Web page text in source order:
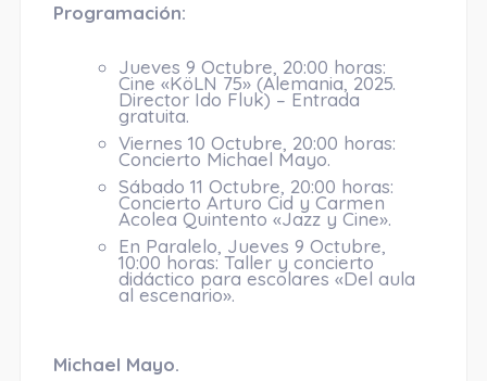
Programación:
Jueves 9 Octubre, 20:00 horas:
Cine «KöLN 75» (Alemania, 2025.
Director Ido Fluk) – Entrada
gratuita.
Viernes 10 Octubre, 20:00 horas:
Concierto Michael Mayo.
Sábado 11 Octubre, 20:00 horas:
Concierto Arturo Cid y Carmen
Acolea Quintento «Jazz y Cine».
En Paralelo, Jueves 9 Octubre,
10:00 horas: Taller y concierto
didáctico para escolares «Del aula
al escenario».
Michael Mayo.